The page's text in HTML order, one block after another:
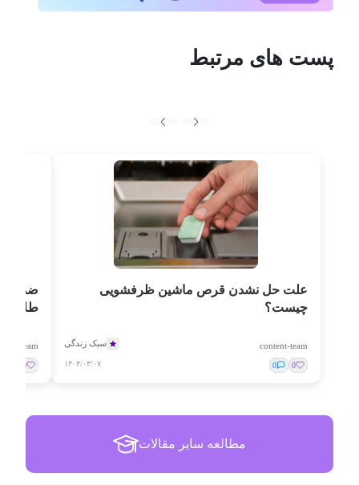
پست های مرتبط
علت حل نشدن قرص ماشین ظرفشویی
چیست؟
content-team سبک زندگی
0
0 ۱۴۰۴/۰۳/۰۷
طلایی
team
0
مطالعه سایر مقالات